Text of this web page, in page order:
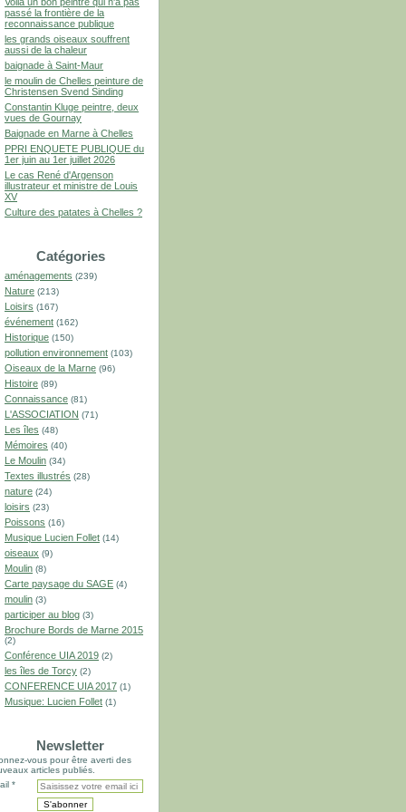
passé la frontière de la
reconnaissance publique
les grands oiseaux souffrent
aussi de la chaleur
baignade à Saint-Maur
le moulin de Chelles peinture de
Christensen Svend Sinding
Constantin Kluge peintre, deux
vues de Gournay
Baignade en Marne à Chelles
PPRI ENQUETE PUBLIQUE du
1er juin au 1er juillet 2026
Le cas René d'Argenson
illustrateur et ministre de Louis
XV
Culture des patates à Chelles ?
Catégories
aménagements (239)
Nature (213)
Loisirs (167)
événement (162)
Historique (150)
pollution environnement (103)
Oiseaux de la Marne (96)
Histoire (89)
Connaissance (81)
L'ASSOCIATION (71)
Les îles (48)
Mémoires (40)
Le Moulin (34)
Textes illustrés (28)
nature (24)
loisirs (23)
Poissons (16)
Musique Lucien Follet (14)
oiseaux (9)
Moulin (8)
Carte paysage du SAGE (4)
moulin (3)
participer au blog (3)
Brochure Bords de Marne 2015
(2)
Conférence UIA 2019 (2)
les îles de Torcy (2)
CONFERENCE UIA 2017 (1)
Musique: Lucien Follet (1)
Newsletter
vous pour être averti des
articles publiés.